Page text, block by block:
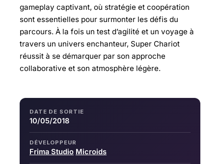
gameplay captivant, où stratégie et coopération
sont essentielles pour surmonter les défis du
parcours. À la fois un test d’agilité et un voyage à
travers un univers enchanteur, Super Chariot
réussit à se démarquer par son approche
collaborative et son atmosphère légère.
DATE DE SORTIE
10/05/2018
DÉVELOPPEUR
Frima Studio Microids